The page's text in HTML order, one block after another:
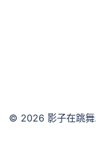
© 2026 影子在跳